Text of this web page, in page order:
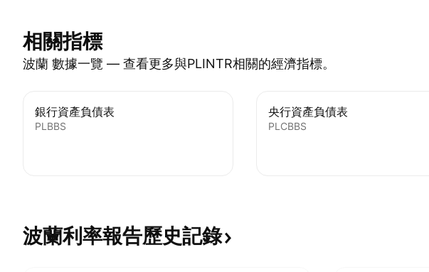
相關指標
波蘭 數據一覽 — 查看更多與PLINTR相關的經濟指標。
銀行資產負債表
PLBBS
央行資產負債表
PLCBBS
波蘭利率報告歷史記錄